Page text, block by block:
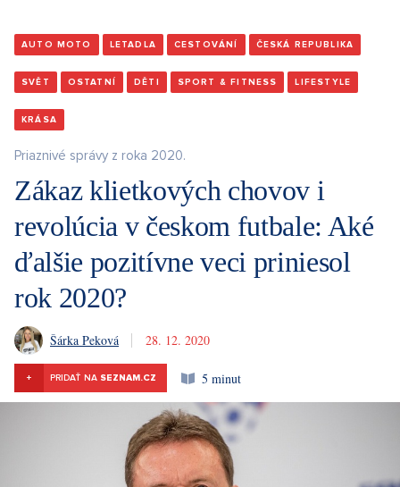
AUTO MOTO LETADLA CESTOVÁNÍ ČESKÁ REPUBLIKA
SVĚT OSTATNÍ DĚTI SPORT & FITNESS LIFESTYLE
KRÁSA
Priaznivé správy z roka 2020.
Zákaz klietkových chovov i
revolúcia v českom futbale: Aké
ďalšie pozitívne veci priniesol
rok 2020?
Šárka Peková 28. 12. 2020
+ PRIDAŤ NA SEZNAM.CZ 5 minut